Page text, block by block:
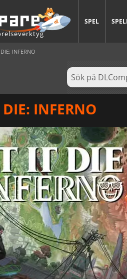
SPEL
INFERNO
DIE: INFERNO